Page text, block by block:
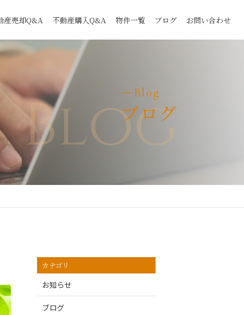
産売却Q&A 不動産購入Q&A 物件一覧 ブログ お問い合わせ
Blog
ブログ
Blog
カテゴリ
お知らせ
ブログ